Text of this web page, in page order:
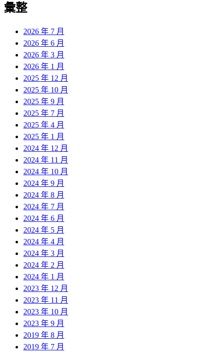
彙整
2026 年 7 月
2026 年 6 月
2026 年 3 月
2026 年 1 月
2025 年 12 月
2025 年 10 月
2025 年 9 月
2025 年 7 月
2025 年 4 月
2025 年 1 月
2024 年 12 月
2024 年 11 月
2024 年 10 月
2024 年 9 月
2024 年 8 月
2024 年 7 月
2024 年 6 月
2024 年 5 月
2024 年 4 月
2024 年 3 月
2024 年 2 月
2024 年 1 月
2023 年 12 月
2023 年 11 月
2023 年 10 月
2023 年 9 月
2019 年 8 月
2019 年 7 月